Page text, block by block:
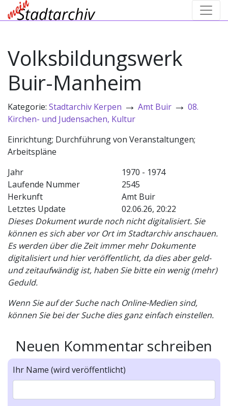
Volksbildungswerk
Buir-Manheim
Kategorie: Stadtarchiv Kerpen → Amt Buir → 08.
Kirchen- und Judensachen, Kultur
Einrichtung; Durchführung von Veranstaltungen;
Arbeitspläne
Jahr
1970 - 1974
Laufende Nummer
2545
Herkunft
Amt Buir
Letztes Update
02.06.26, 20:22
Dieses Dokument wurde noch nicht digitalisiert. Sie
können es sich aber vor Ort im Stadtarchiv anschauen.
Es werden über die Zeit immer mehr Dokumente
digitalisiert und hier veröffentlicht, da dies aber geld-
und zeitaufwändig ist, haben Sie bitte ein wenig (mehr)
Geduld.
Wenn Sie auf der Suche nach Online-Medien sind,
können Sie bei der Suche dies ganz einfach einstellen.
Neuen Kommentar schreiben
Ihr Name (wird veröffentlicht)